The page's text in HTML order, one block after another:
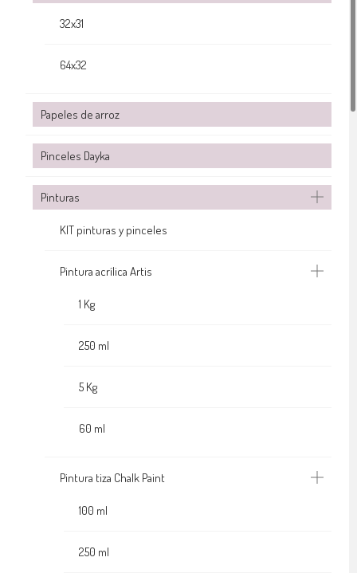
32x31
64x32
Papeles de arroz
Pinceles Dayka
Pinturas
KIT pinturas y pinceles
Pintura acrílica Artis
1 Kg
250 ml
5 Kg
60 ml
Pintura tiza Chalk Paint
100 ml
250 ml